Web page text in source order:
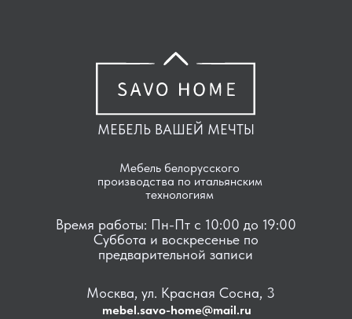
Время работы: Пн-Пт с 10:00 до 19:00
Суббота и воскресенье по
предварительной записи
Москва, ул. Красная Сосна, 3
Мебель белорусского
производства по итальянским
технологиям
МЕБЕЛЬ ВАШЕЙ МЕЧТЫ
mebel.savo-home@mail.ru